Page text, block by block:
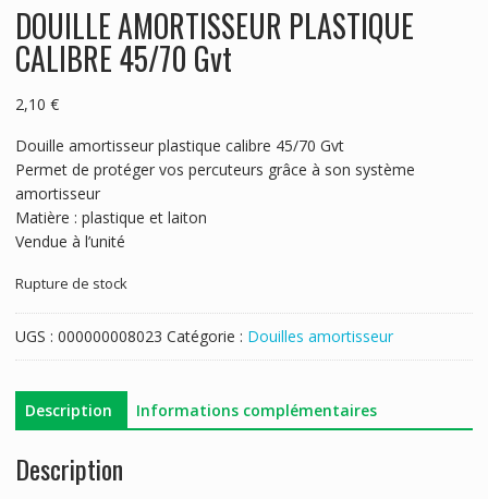
DOUILLE AMORTISSEUR PLASTIQUE
CALIBRE 45/70 Gvt
2,10 €
Douille amortisseur plastique calibre 45/70 Gvt
Permet de protéger vos percuteurs grâce à son système
amortisseur
Matière : plastique et laiton
Vendue à l’unité
Rupture de stock
UGS : 000000008023 Catégorie : Douilles amortisseur
Description Informations complémentaires
Description